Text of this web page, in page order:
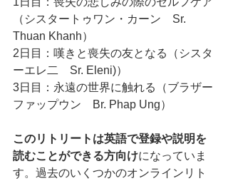
（シスタートゥワン・カーン　Sr.
Thuan Khanh）
2日目：嘆きと喪失の友となる（シスタ
ーエレ二　Sr. Eleni)）
3日目：永遠の世界に触れる（ブラザー
ファップウン　Br. Phap Ung）
このリトリートは英語で登録や説明を
読むことができる方向けになっていま
す。過去のいくつかのオンラインリト